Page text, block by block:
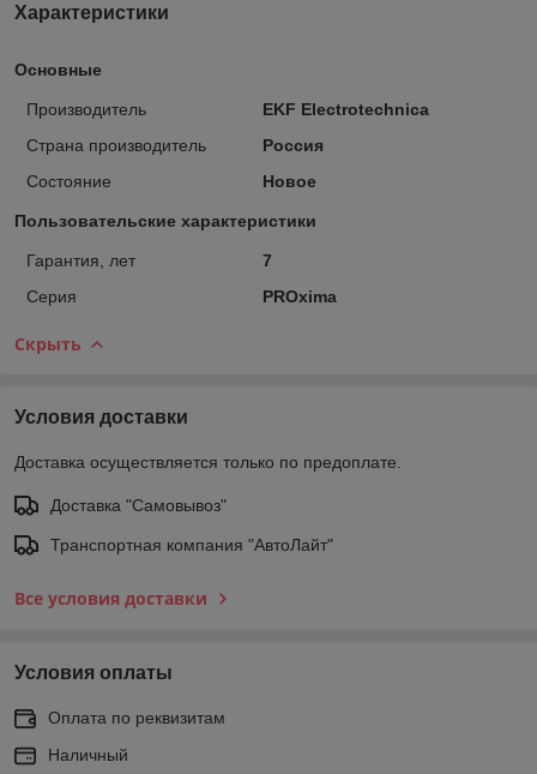
Характеристики
Основные
Производитель
EKF Electrotechnica
Страна производитель
Россия
Состояние
Новое
Пользовательские характеристики
Гарантия, лет
7
Серия
PROxima
Скрыть
Условия доставки
Доставка осуществляется только по предоплате.
Доставка "Самовывоз"
Транспортная компания "АвтоЛайт"
Все условия доставки
Условия оплаты
Оплата по реквизитам
Наличный